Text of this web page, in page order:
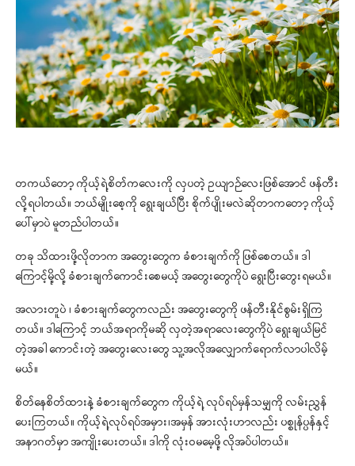
တကယ်တော့ ကိုယ့်ရဲ့စိတ်ကလေးကို လှပတဲ့ ဥယျာဉ်လေးဖြစ်အောင် ဖန်တီး
လို့ရပါတယ်။ ဘယ်မျိုးစေ့ကို ရွေးချယ်ပြီး စိုက်ပျိုးမလဲဆိုတာကတော့ ကိုယ့်
ပေါ်မှာပဲ မူတည်ပါတယ်။
တခု သိထားဖို့လိုတာက အတွေးတွေက ခံစားချက်ကို ဖြစ်စေတယ်။ ဒါ
ကြောင့်မို့လို့ ခံစားချက်ကောင်းစေမယ့် အတွေးတွေကိုပဲ ရွေးပြီးတွေးရမယ်။
အလားတူပဲ ၊ ခံစားချက်တွေကလည်း အတွေးတွေကို ဖန်တီးနိုင်စွမ်းရှိကြ
တယ်။ ဒါကြောင့် ဘယ်အရာကိုမဆို လှတဲ့အရာလေးတွေကိုပဲ ရွေးချယ်မြင်
တဲ့အခါ ကောင်းတဲ့ အတွေးလေးတွေ သူ့အလိုအလျှောက်ရောက်လာပါလိမ့်
မယ်။
စိတ်နေစိတ်ထားနဲ့ ခံစားချက်တွေက ကိုယ့်ရဲ့ လုပ်ရပ်မှန်သမျှကို လမ်းညွှန်
ပေးကြတယ်။ ကိုယ့်ရဲ့လုပ်ရပ်အမှား၊အမှန် အားလုံးဟာလည်း ပစ္စုန်ပ္ပန်နှင့်
အနာဂတ်မှာ အကျိုးပေးတယ်။ ဒါကို လုံးဝမမေ့ဖို့ လိုအပ်ပါတယ်။